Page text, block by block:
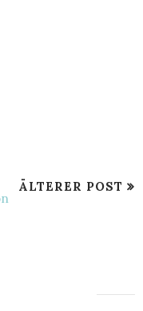
ÄLTERER POST